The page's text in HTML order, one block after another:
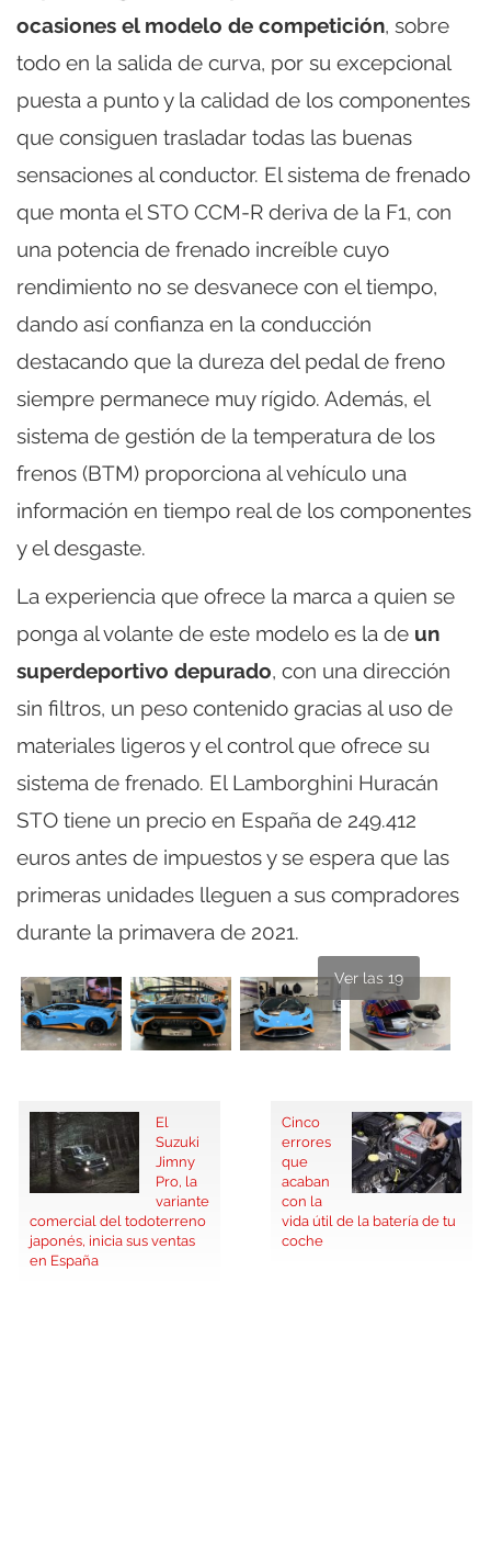
ocasiones el modelo de competición, sobre
todo en la salida de curva, por su excepcional
puesta a punto y la calidad de los componentes
que consiguen trasladar todas las buenas
sensaciones al conductor. El sistema de frenado
que monta el STO CCM-R deriva de la F1, con
una potencia de frenado increíble cuyo
rendimiento no se desvanece con el tiempo,
dando así confianza en la conducción
destacando que la dureza del pedal de freno
siempre permanece muy rígido. Además, el
sistema de gestión de la temperatura de los
frenos (BTM) proporciona al vehículo una
información en tiempo real de los componentes
y el desgaste.
La experiencia que ofrece la marca a quien se
ponga al volante de este modelo es la de un
superdeportivo depurado, con una dirección
sin filtros, un peso contenido gracias al uso de
materiales ligeros y el control que ofrece su
sistema de frenado. El Lamborghini Huracán
STO tiene un precio en España de 249.412
euros antes de impuestos y se espera que las
primeras unidades lleguen a sus compradores
durante la primavera de 2021.
Ver las 19
El
Suzuki
Jimny
Pro, la
variante
comercial del todoterreno
japonés, inicia sus ventas
en España
Cinco
errores
que
acaban
con la
vida útil de la batería de tu
coche